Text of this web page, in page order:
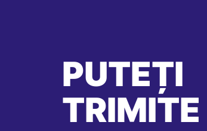
PUTEȚI